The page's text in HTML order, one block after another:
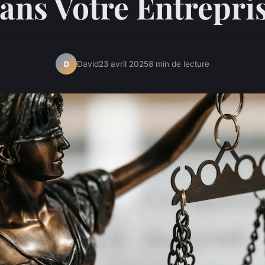
D David23 avril 20258 min de lecture